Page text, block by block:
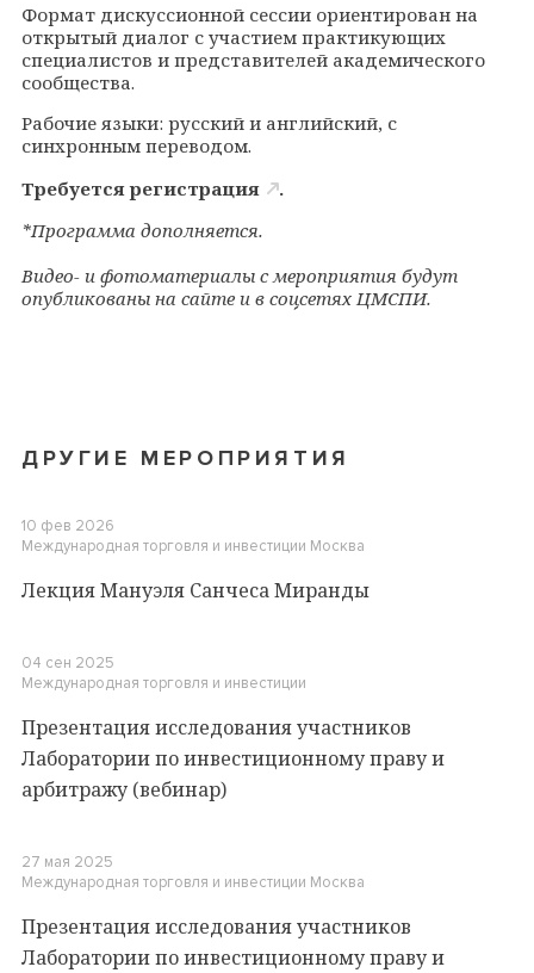
Формат дискуссионной сессии ориентирован на
открытый диалог с участием практикующих
специалистов и представителей академического
сообщества.
Рабочие языки: русский и английский, с
синхронным переводом.
Требуетсярегистрация
.
*Программа дополняется.
Видео- и фотоматериалы с мероприятия будут
опубликованы на сайте и в соцсетях ЦМСПИ.
ДРУГИЕ МЕРОПРИЯТИЯ
10 фев 2026
Международная торговля и инвестиции Москва
Лекция Мануэля Санчеса Миранды
04 сен 2025
Международная торговля и инвестиции
Презентация исследования участников
Лаборатории по инвестиционному праву и
арбитражу (вебинар)
27 мая 2025
Международная торговля и инвестиции Москва
Презентация исследования участников
Лаборатории по инвестиционному праву и